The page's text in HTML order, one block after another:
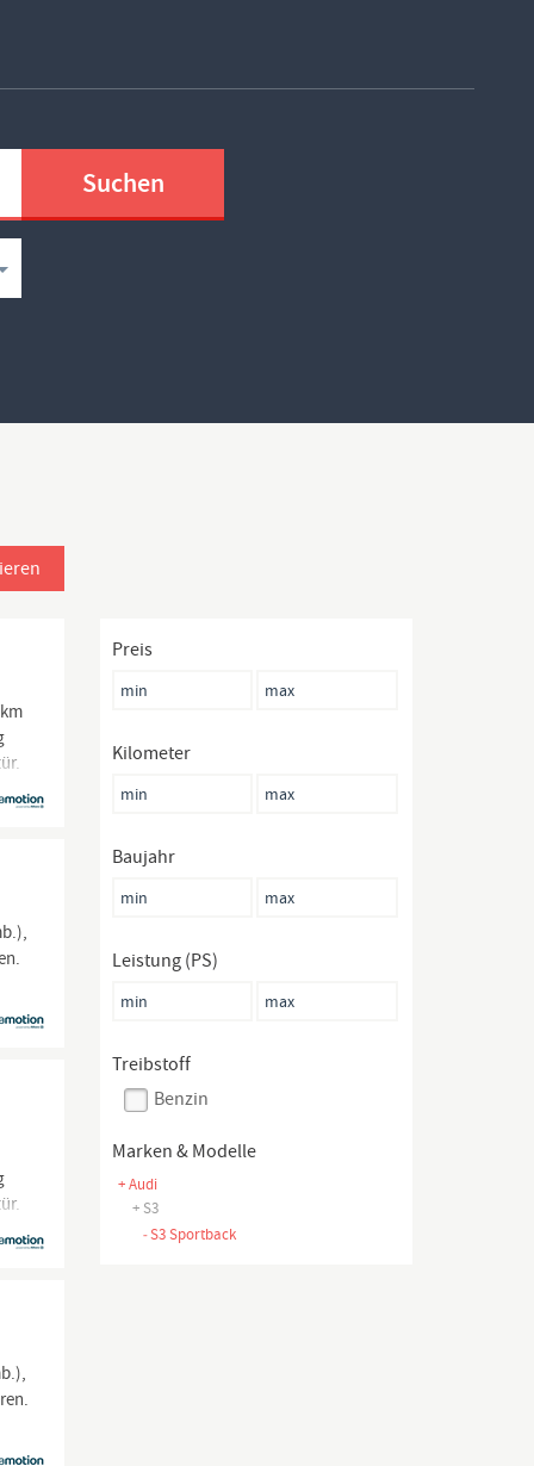
Preis
Kilometer
Baujahr
Leistung (PS)
Treibstoff
Benzin
Marken & Modelle
+ Audi
+ S3
-S3 Sportback